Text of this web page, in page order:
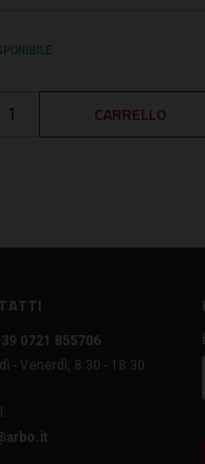
0721 855706
- Venerdì, 8:30 - 18:30